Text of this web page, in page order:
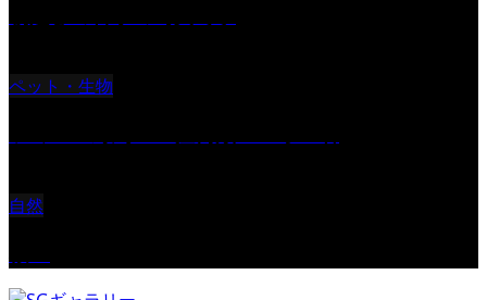
ペット・生物
自然